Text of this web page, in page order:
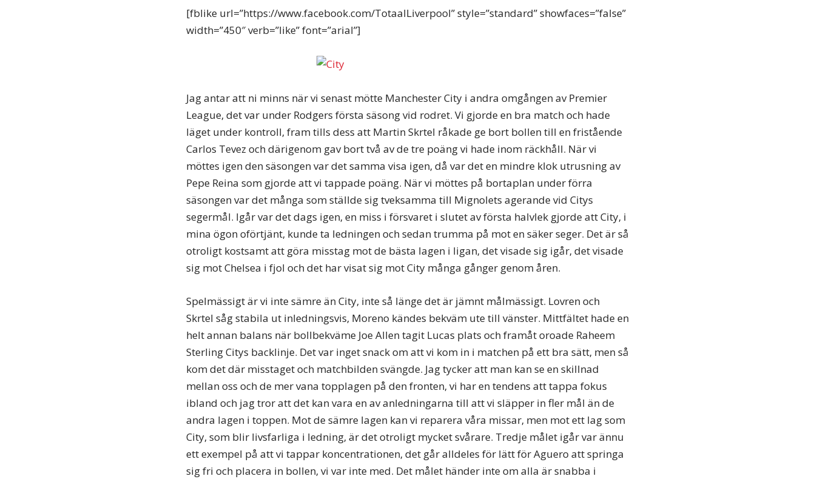
[fblike url=”https://www.facebook.com/TotaalLiverpool” style=”standard” showfaces=”false”
width=”450″ verb=”like” font=”arial”]
Jag antar att ni minns när vi senast mötte Manchester City i andra omgången av Premier
League, det var under Rodgers första säsong vid rodret. Vi gjorde en bra match och hade
läget under kontroll, fram tills dess att Martin Skrtel råkade ge bort bollen till en fristående
Carlos Tevez och därigenom gav bort två av de tre poäng vi hade inom räckhåll. När vi
möttes igen den säsongen var det samma visa igen, då var det en mindre klok utrusning av
Pepe Reina som gjorde att vi tappade poäng. När vi möttes på bortaplan under förra
säsongen var det många som ställde sig tveksamma till Mignolets agerande vid Citys
segermål. Igår var det dags igen, en miss i försvaret i slutet av första halvlek gjorde att City, i
mina ögon oförtjänt, kunde ta ledningen och sedan trumma på mot en säker seger. Det är så
otroligt kostsamt att göra misstag mot de bästa lagen i ligan, det visade sig igår, det visade
sig mot Chelsea i fjol och det har visat sig mot City många gånger genom åren.
Spelmässigt är vi inte sämre än City, inte så länge det är jämnt målmässigt. Lovren och
Skrtel såg stabila ut inledningsvis, Moreno kändes bekväm ute till vänster. Mittfältet hade en
helt annan balans när bollbekväme Joe Allen tagit Lucas plats och framåt oroade Raheem
Sterling Citys backlinje. Det var inget snack om att vi kom in i matchen på ett bra sätt, men så
kom det där misstaget och matchbilden svängde. Jag tycker att man kan se en skillnad
mellan oss och de mer vana topplagen på den fronten, vi har en tendens att tappa fokus
ibland och jag tror att det kan vara en av anledningarna till att vi släpper in fler mål än de
andra lagen i toppen. Mot de sämre lagen kan vi reparera våra missar, men mot ett lag som
City, som blir livsfarliga i ledning, är det otroligt mycket svårare. Tredje målet igår var ännu
ett exempel på att vi tappar koncentrationen, det går alldeles för lätt för Aguero att springa
sig fri och placera in bollen, vi var inte med. Det målet händer inte om alla är snabba i